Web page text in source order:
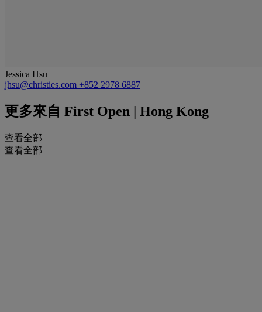
Jessica Hsu
jhsu@christies.com +852 2978 6887
更多來自 First Open | Hong Kong
查看全部
查看全部